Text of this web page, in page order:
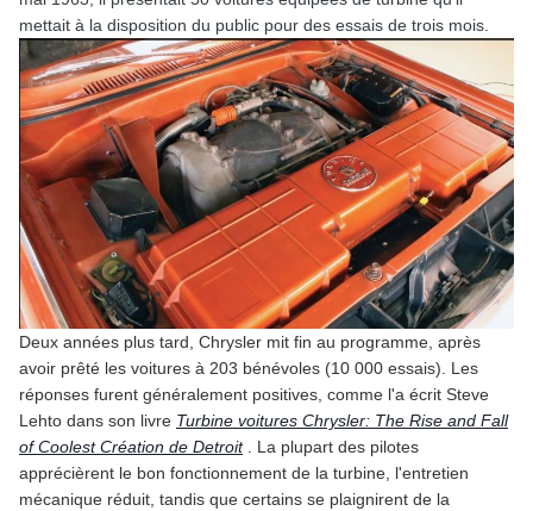
mettait à la disposition du public pour des essais de trois mois.
Deux années plus tard, Chrysler mit fin au programme, après
avoir prêté les voitures à 203 bénévoles (10 000 essais). Les
réponses furent généralement positives, comme l'a écrit Steve
Lehto dans son livre Turbine voitures Chrysler: The Rise and Fall
of Coolest Création de Detroit. La plupart des pilotes
apprécièrent le bon fonctionnement de la turbine, l'entretien
mécanique réduit, tandis que certains se plaignirent de la